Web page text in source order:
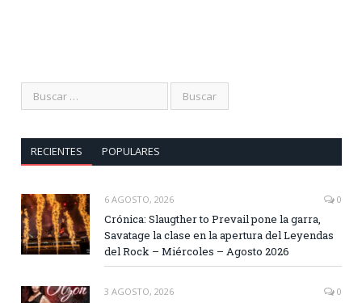
RECIENTES POPULARES
6 AGOSTO, 2026 0
Crónica: Slaugther to Prevail pone la garra,
Savatage la clase en la apertura del Leyendas
del Rock – Miércoles – Agosto 2026
3 AGOSTO, 2026 0